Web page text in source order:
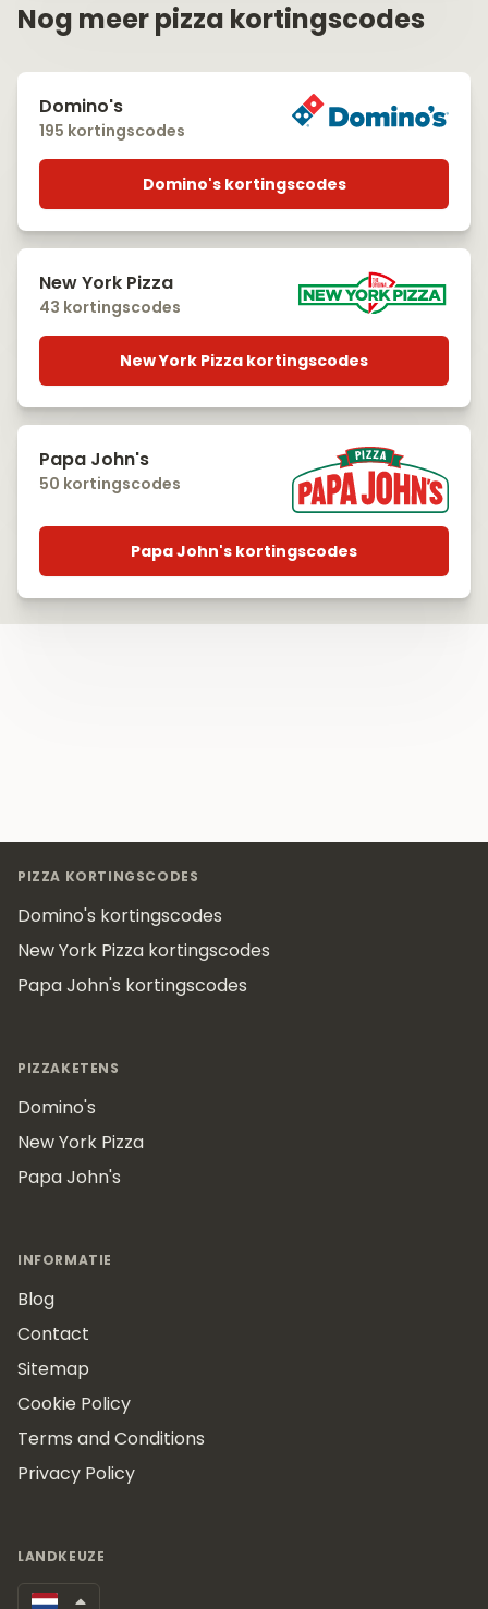
Nog meer pizza kortingscodes
Domino's
195 kortingscodes
Domino's kortingscodes
New York Pizza
43 kortingscodes
New York Pizza kortingscodes
Papa John's
50 kortingscodes
Papa John's kortingscodes
PIZZA KORTINGSCODES
Domino's kortingscodes
New York Pizza kortingscodes
Papa John's kortingscodes
PIZZAKETENS
Domino's
New York Pizza
Papa John's
INFORMATIE
Blog
Contact
Sitemap
Cookie Policy
Terms and Conditions
Privacy Policy
LANDKEUZE